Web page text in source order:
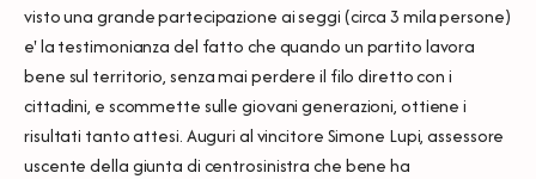
visto una grande partecipazione ai seggi (circa 3 mila persone)
e' la testimonianza del fatto che quando un partito lavora
bene sul territorio, senza mai perdere il filo diretto con i
cittadini, e scommette sulle giovani generazioni, ottiene i
risultati tanto attesi. Auguri al vincitore Simone Lupi, assessore
uscente della giunta di centrosinistra che bene ha